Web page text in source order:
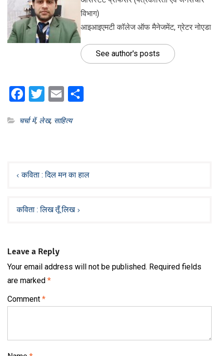
विभाग)
आइआइएमटी कॉलेज ऑफ मैनेजमेंट, ग्रेटर नोएडा
See author's posts
Facebook
Twitter
Email
चर्चा में, लेख, साहित्य
navigation
कविता : दिल मन का हाल
कविता : लिख तूँ लिख
Leave a Reply
Your email address will not be published. Required fields
are marked *
Comment *